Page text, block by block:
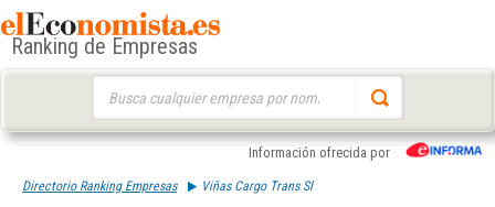
Ranking de Empresas
Información ofrecida por
Directorio Ranking Empresas Viñas Cargo Trans Sl